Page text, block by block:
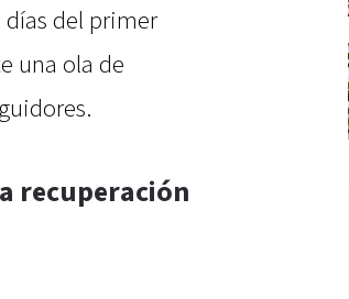
días del primer
una ola de
recuperación